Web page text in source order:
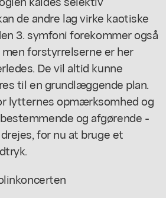
de andre lag virke kaotiske
3. symfoni forekommer også
forstyrrelserne er her
De vil altid kunne
til en grundlæggende plan.
lytternes opmærksomhed og
og afgørende -
for nu at bruge et